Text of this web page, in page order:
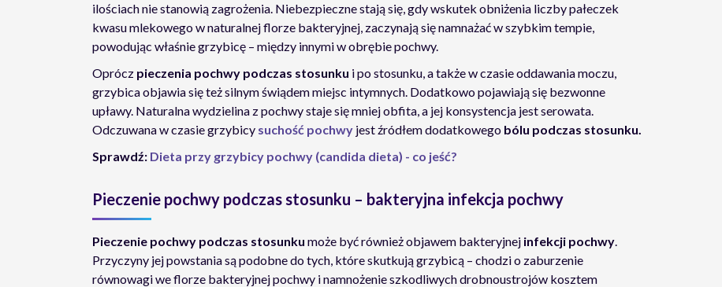
ilościach nie stanowią zagrożenia. Niebezpieczne stają się, gdy wskutek obniżenia liczby pałeczek
kwasu mlekowego w naturalnej florze bakteryjnej, zaczynają się namnażać w szybkim tempie,
powodując właśnie grzybicę – między innymi w obrębie pochwy.
Oprócz pieczenia pochwy podczas stosunku i po stosunku, a także w czasie oddawania moczu,
grzybica objawia się też silnym świądem miejsc intymnych. Dodatkowo pojawiają się bezwonne
upławy. Naturalna wydzielina z pochwy staje się mniej obfita, a jej konsystencja jest serowata.
Odczuwana w czasie grzybicy suchość pochwy jest źródłem dodatkowego bólu podczas stosunku.
Sprawdź: Dieta przy grzybicy pochwy (candida dieta) - co jeść?
Pieczenie pochwy podczas stosunku – bakteryjna infekcja pochwy
Pieczenie pochwy podczas stosunku może być również objawem bakteryjnej infekcji pochwy.
Przyczyny jej powstania są podobne do tych, które skutkują grzybicą – chodzi o zaburzenie
równowagi we florze bakteryjnej pochwy i namnożenie szkodliwych drobnoustrojów kosztem